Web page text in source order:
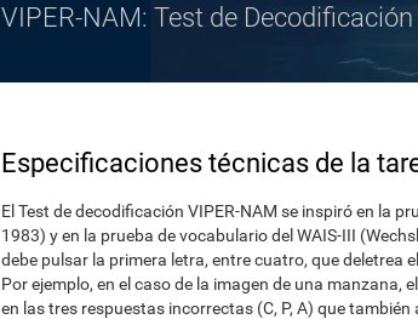
VIPER-NAM: Test de Decodificación
Especificaciones técnicas de la
El Test de decodificación VIPER-NAM se inspiró en la
1983) y en la prueba de vocabulario del WAIS-III
debe pulsar la primera letra, entre cuatro, que deletrea
Por ejemplo, en el caso de la imagen de una manzana,
en las tres respuestas incorrectas (C, P, A) que